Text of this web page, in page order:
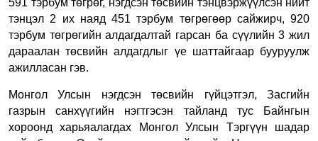
591 тэрбум төгрөг, нэгдсэн төсвийн тэнцвэржүүлсэн нийт
тэнцэл 2 их наяд 451 тэрбум төгрөгөөр сайжирч, 920
тэрбум төгрөгийн алдагдалтай гарсан ба сүүлийн 3 жил
дараалан төсвийн алдагдлыг үе шаттайгаар бууруулж
ажилласан гэв.
Mонгол Улсын нэгдсэн төсвийн гүйцэтгэл, Засгийн
газрын санхүүгийн нэгтгэсэн тайланд тус Байнгын
хороонд харьяалагдах Монгол Улсын Тэргүүн шадар